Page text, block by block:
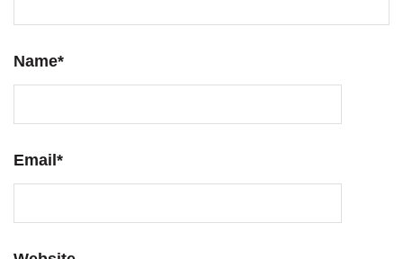
Name*
Email *